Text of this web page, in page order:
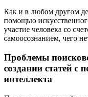
Как и в любом другом
помощью
участие человека со
самоосознанием, чего
Проблемы
создании статей с
интеллекта